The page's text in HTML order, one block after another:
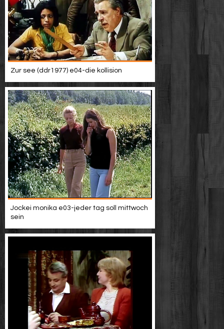
Zur see (ddr1977) e04-die kollision
Jockei monika e03-jeder tag soll mittwoch
sein